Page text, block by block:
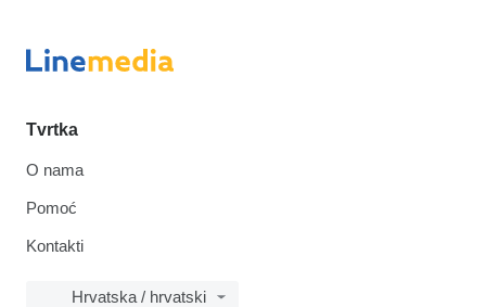
Tvrtka
O nama
Pomoć
Kontakti
Hrvatska / hrvatski